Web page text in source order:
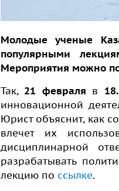
Молодые ученые
популярными
Мероприятия можно
Так, 21 февраля в
инновационной
Юрист объяснит, как
влечет их
дисциплинарной
разрабатывать
лекцию по ссылке.